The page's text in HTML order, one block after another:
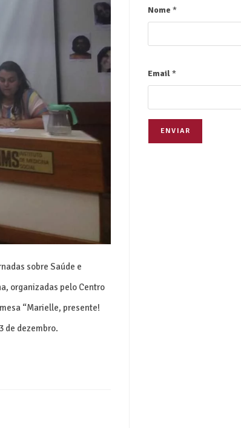
sobre Saúde e
organizadas pelo Centro
“Marielle, presente!
de dezembro.
Nome *
Email*
ENVIAR